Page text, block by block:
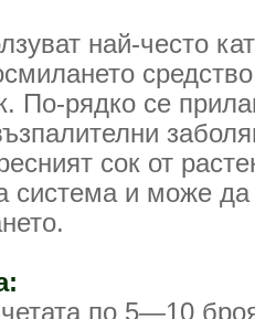
най-често
По-рядко се
сок от
система и може
по 5—10